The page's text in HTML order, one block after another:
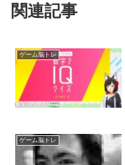
関連記事
ゲーム脳トレ
ゲーム脳トレ